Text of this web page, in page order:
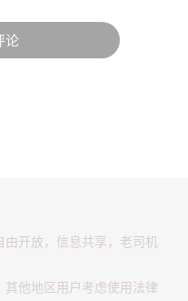
论
开放，信息共享，老司机
他地区用户考虑使用法律